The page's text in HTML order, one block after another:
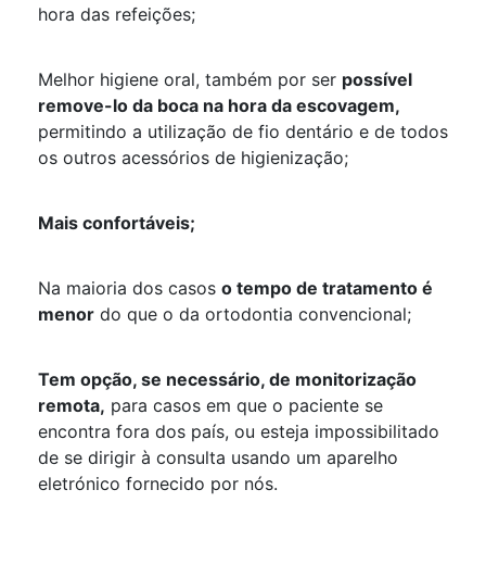
hora das refeições;
Melhor higiene oral, também por ser possível
remove-lo da boca na hora da escovagem,
permitindo a utilização de fio dentário e de todos
os outros acessórios de higienização;
Mais confortáveis;
Na maioria dos casos o tempo de tratamento é
menor do que o da ortodontia convencional;
Tem opção, se necessário, de monitorização
remota, para casos em que o paciente se
encontra fora dos país, ou esteja impossibilitado
de se dirigir à consulta usando um aparelho
eletrónico fornecido por nós.